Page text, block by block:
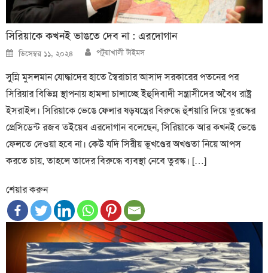
সিরিয়াকে কখনই ভাঙতে দেব না : এরদোগান
Posted
on
ডিসেম্বর ১১, ২০২৪ Author
পটুয়াখালী টাইমস
সুন্নি মুসলমান যোদ্ধাদের হাতে স্বৈরাচার আসাদ সরকারের পতনের পর
সিরিয়ার বিভিন্ন স্থাপনায় হামলা চালাচ্ছে ইহুদিবাদী সন্ত্রাসীদের অবৈধ রাষ্ট্র
ইসরাইল। সিরিয়াকে ভেঙে ফেলার ষড়যন্ত্রের বিরুদ্ধে হুঁশয়ারি দিয়ে তুরস্কের
প্রেসিডেন্ট রজব তইয়েব এরদোগান বলেছেন, সিরিয়াকে আর কখনই ভেঙে
ফেলতে দেওয়া হবে না। কেউ যদি সিরীয় ভূখণ্ডের অখণ্ডতা নিয়ে আপস
করতে চায়, তাহলে তাদের বিরুদ্ধে ব্যবস্থা নেবে তুরস্ক। […]
শেয়ার করুন